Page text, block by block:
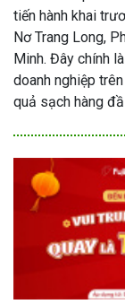
tiến hành khai
Nơ Trang Long,
Minh. Đây chính
doanh nghiệp
quả sạch hàng đầ